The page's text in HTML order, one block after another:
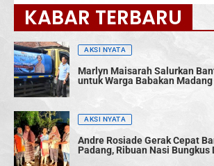
KABAR TERBARU
AKSI NYATA
Marlyn Maisarah Salurkan
untuk Warga Babakan Madang
AKSI NYATA
Andre Rosiade Gerak Cepat
Padang, Ribuan Nasi Bungkus